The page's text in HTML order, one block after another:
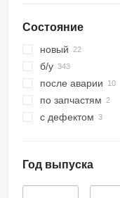
Состояние
новый
б/у
после аварии
по запчастям
с дефектом
Год выпуска